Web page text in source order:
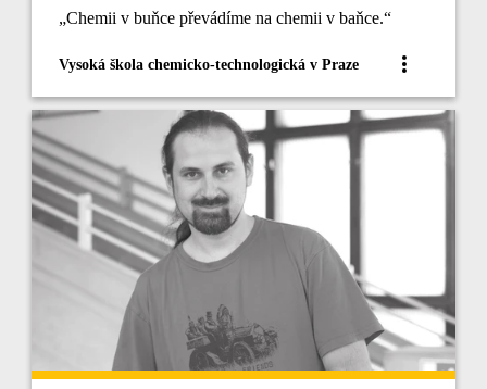
„Chemii v buňce převádíme na chemii v baňce.“
Vysoká škola chemicko-technologická v Praze